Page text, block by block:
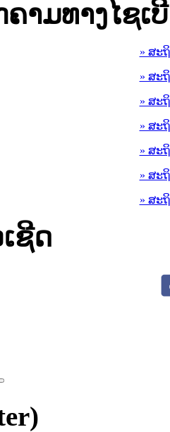
າມທາງໄຊເບີ
» ສະ
» ສະ
» ສະ
» ສະ
» ສະ
» ສະ
» ສະ
ຊີດ